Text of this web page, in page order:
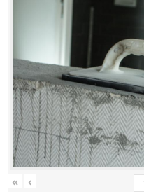
« ‹